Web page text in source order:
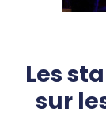
Les
sur